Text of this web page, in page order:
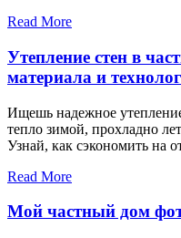
Read More
Утепление стен в
материала и
Ищешь надежное
тепло зимой, прохладно
Узнай, как сэкономить на
Read More
Мой частный дом